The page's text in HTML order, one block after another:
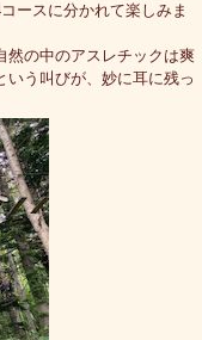
ースに分かれて楽しみま
の中のアスレチックは爽
う叫びが、妙に耳に残っ